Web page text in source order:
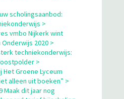
scholingsaanbod:
>
vmbo Nijkerk wint
2020 >
techniekonderwijs:
>
Het Groene Lyceum
alleen uit boeken” >
Maak dit jaar nog